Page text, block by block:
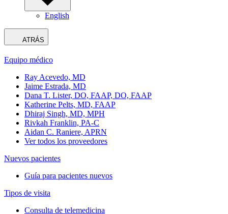
English
ATRÁS
Equipo médico
Ray Acevedo, MD
Jaime Estrada, MD
Dana T. Lister, DO, FAAP, DO, FAAP
Katherine Pelts, MD, FAAP
Dhiraj Singh, MD, MPH
Rivkah Franklin, PA-C
Aidan C. Raniere, APRN
Ver todos los proveedores
Nuevos pacientes
Guía para pacientes nuevos
Tipos de visita
Consulta de telemedicina